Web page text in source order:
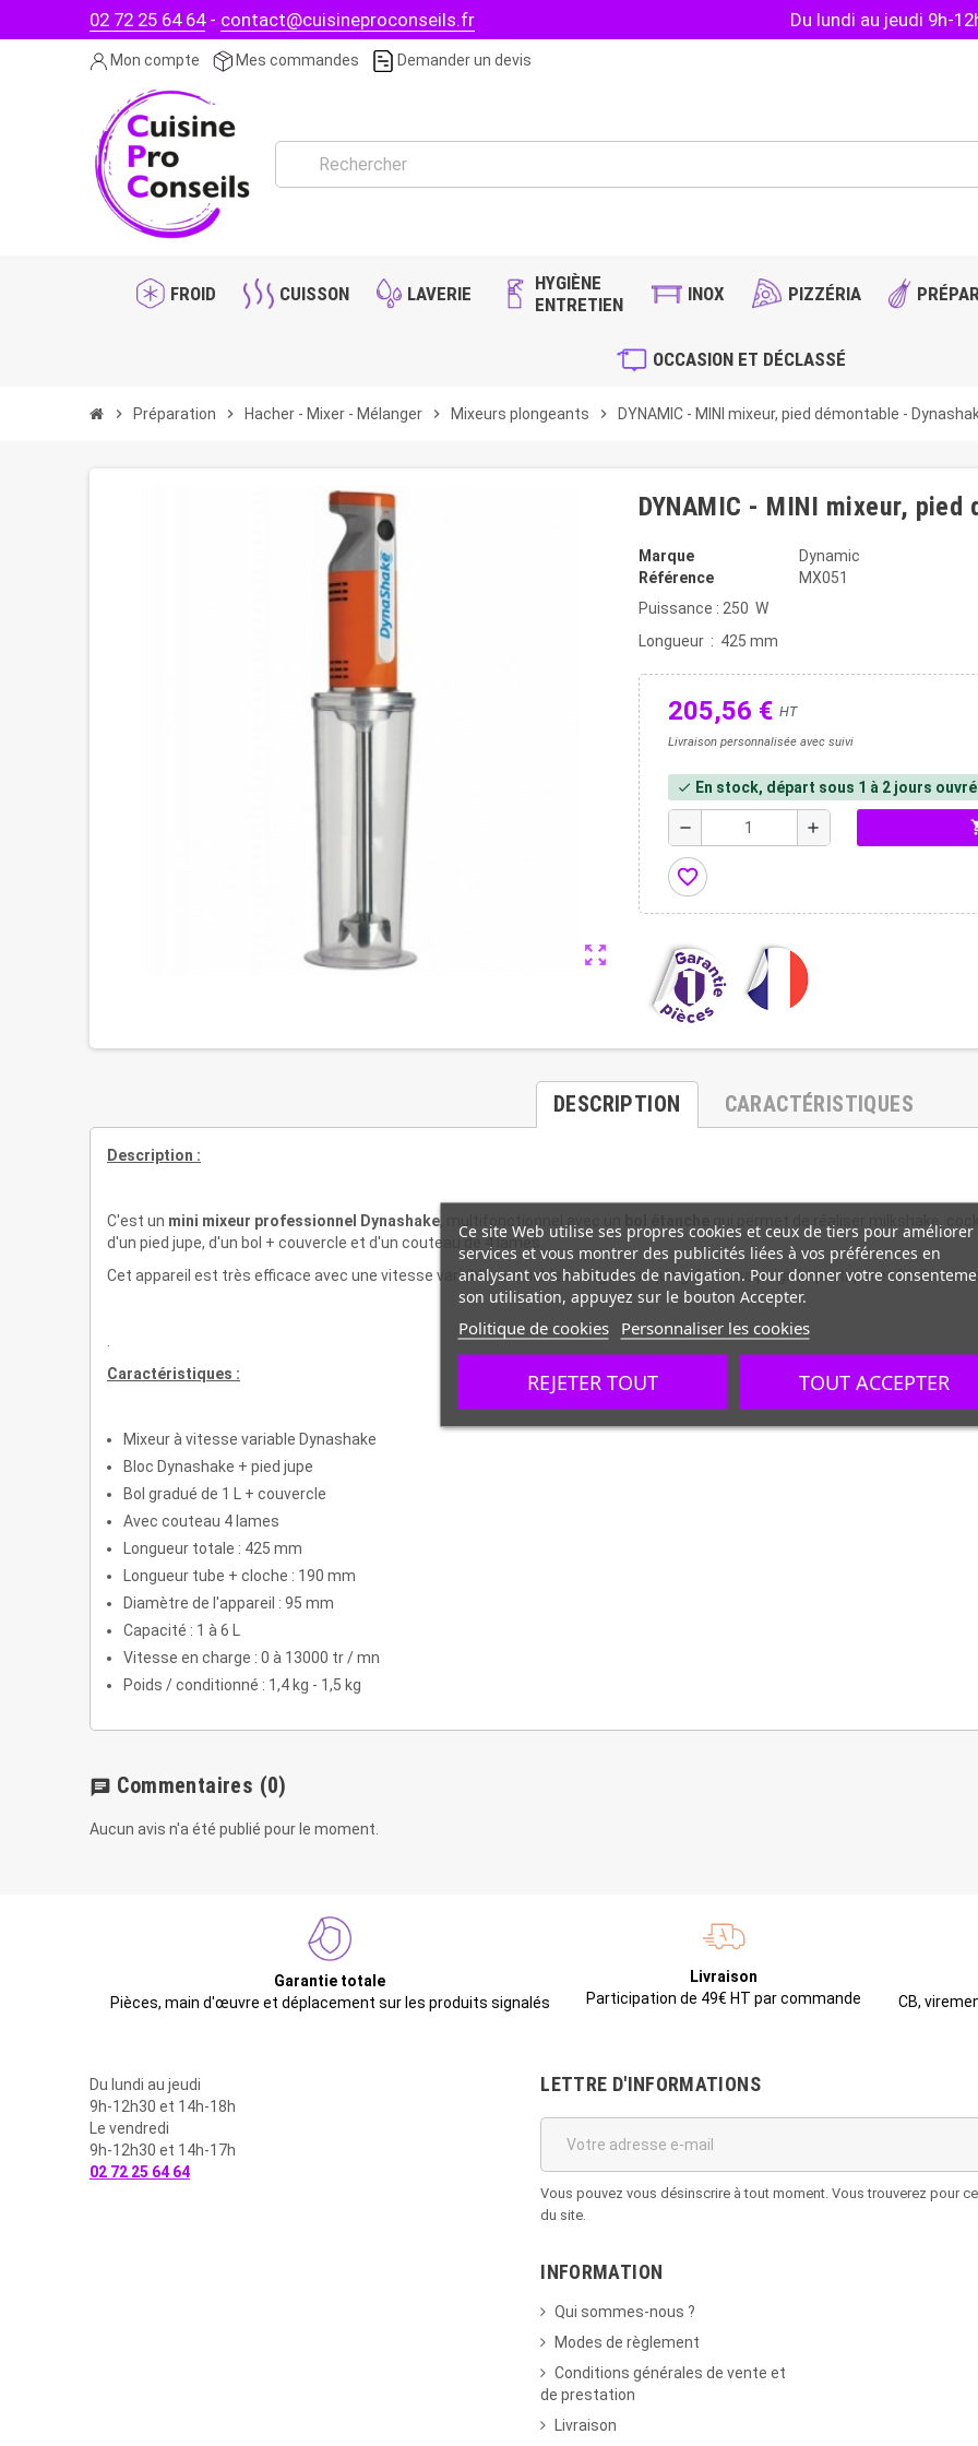
02 72 25 64 64- contact@cuisineproconseils.fr Du lundi au jeudi 9h-
Mon compte Mes commandes Demander un devis
FROID CUISSON LAVERIE
HYGIÈNE
ENTRETIEN
INOX PIZZÉRIA
OCCASION ET DÉCLASSÉ
chevron_right Préparation chevron_right Hacher - Mixer - Mélanger chevron_right Mixeurs plongeants chevron_right DYNAMIC - MINI mixeur, pied démontable -
zoom_out_map
DYNAMIC - MINI mixeur,
Marque
Dynamic
Référence
MX051
Puissance : 250 W
Longueur : 425 mm
205,56 € HT
Livraison personnalisée avec suivi
check En stock, départ sous 1 à 2 jours
remove add
favorite_border
DESCRIPTION CARACTÉRISTIQUES
Description :
C'est un mini mixeur professionnel Dynashake , multifonctionnel avec un
qui permet de réaliser milkshake,
d'un pied jupe, d'un bol + couvercle et d'un couteau de 4 lames.
Cet appareil est très efficace avec une vitesse variable, maniable et ergonomique grâce à sa poignée pratique et facile à
.
Caractéristiques :
Mixeur à vitesse variable Dynashake
Bloc Dynashake + pied jupe
Bol gradué de 1 L + couvercle
Avec couteau 4 lames
Longueur totale : 425 mm
Longueur tube + cloche : 190 mm
Diamètre de l'appareil : 95 mm
Capacité : 1 à 6 L
Vitesse en charge : 0 à 13000 tr / mn
Poids / conditionné : 1,4 kg - 1,5 kg
chat Commentaires (0)
Aucun avis n'a été publié pour le moment.
Garantie totale
Pièces, main d'œuvre et déplacement sur les produits signalés
Livraison
Participation de 49€ HT par commande
CB,
Du lundi au jeudi
9h-12h30 et 14h-18h
Le vendredi
9h-12h30 et 14h-17h
02 72 25 64 64
LETTRE D'INFORMATIONS
Vous pouvez vous désinscrire à tout moment. Vous trouverez pour
du site.
INFORMATION
Qui sommes-nous ?
Modes de règlement
Conditions générales de vente et
de prestation
Livraison
Ce site Web utilise ses propres cookies et ceux de tiers pour améliorer
services et vous montrer des publicités liées à vos préférences en
analysant vos habitudes de navigation. Pour donner votre
son utilisation, appuyez sur le bouton Accepter.
Politique de cookies Personnaliser les cookies
REJETER TOUT TOUT ACCEPTER